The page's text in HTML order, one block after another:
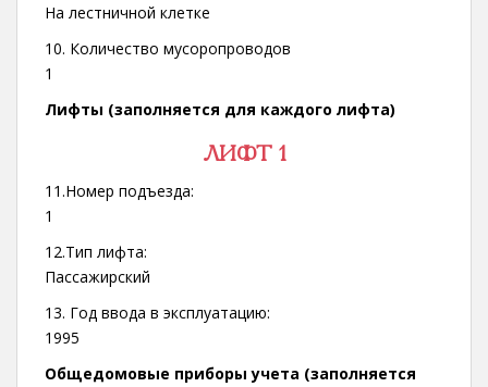
На лестничной клетке
10. Количество мусоропроводов
1
Лифты (заполняется для каждого лифта)
ЛИФТ 1
11.Номер подъезда:
1
12.Тип лифта:
Пассажирский
13. Год ввода в эксплуатацию:
1995
Общедомовые приборы учета (заполняется